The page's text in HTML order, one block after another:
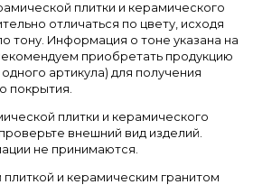
плитки и керамического
отличаться по цвету, исходя
тону. Информация о тоне указана на
приобретать продукцию
артикула) для получения
покрытия.
плитки и керамического
внешний вид изделий.
не принимаются.
и керамическим гранитом